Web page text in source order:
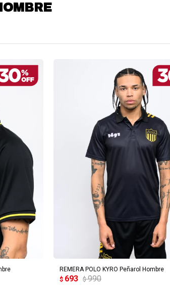
REMERA POLO KYRO Peñarol Hombre
$ 693 $ 990
AGREGAR AL CARRITO
¡Sumate a la forma más ágil de
en 3 cuotas sin recargo o hasta en
12 cuotas * ¡Solo con tu cédula!
* sujeto aprobación crediticia.
si estás calificado para comprar